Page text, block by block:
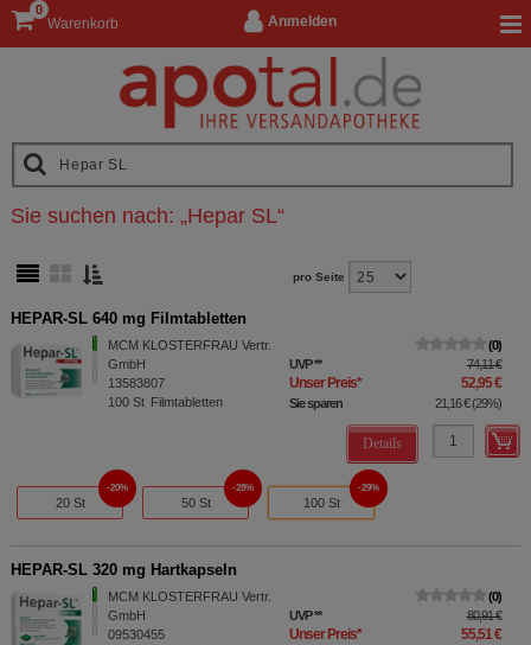
Anmelden
Warenkorb
0
Sie suchen nach: „Hepar SL“
pro Seite
HEPAR-SL 640 mg Filmtabletten
MCM KLOSTERFRAU Vertr.
GmbH
13583807
100 St Filmtabletten
0
UVP** 74,11 €
Unser Preis* 52,95 €
Sie sparen 21,16 €(29%)
Details
20 St
20%
50 St
28%
100 St
29%
HEPAR-SL 320 mg Hartkapseln
MCM KLOSTERFRAU Vertr.
GmbH
09530455
0
UVP** 80,91 €
Unser Preis* 55,51 €